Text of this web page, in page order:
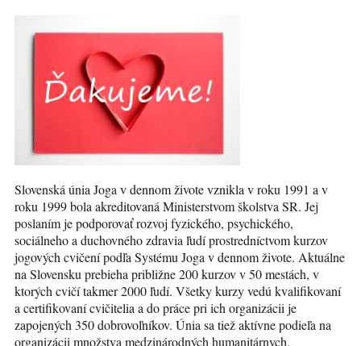
Slovenská únia Joga v dennom živote vznikla v roku 1991 a v
roku 1999 bola akreditovaná Ministerstvom školstva SR. Jej
poslaním je podporovať rozvoj fyzického, psychického,
sociálneho a duchovného zdravia ľudí prostredníctvom kurzov
jogových cvičení podľa Systému Joga v dennom živote. Aktuálne
na Slovensku prebieha približne 200 kurzov v 50 mestách, v
ktorých cvičí takmer 2000 ľudí. Všetky kurzy vedú kvalifikovaní
a certifikovaní cvičitelia a do práce pri ich organizácii je
zapojených 350 dobrovoľníkov. Únia sa tiež aktívne podieľa na
organizácii množstva medzinárodných humanitárnych,